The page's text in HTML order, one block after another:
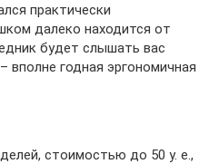
практически
далеко находится от
будет слышать вас
вполне годная эргономичная
стоимостью до 50 у. е.,